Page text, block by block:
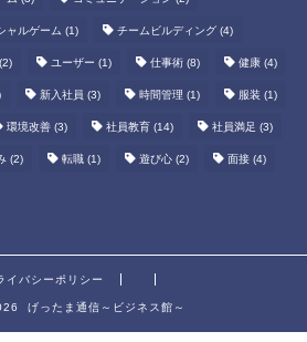
ャルゲーム (1) チームビルディング (4)
(2) ユーザー (1) 仕事術 (8) 健康 (4)
新入社員 (3) 時間管理 (1) 服装 (1)
環境改善 (3) 社員教育 (14) 社員満足 (3)
(2) 転職 (1) 遊び心 (2) 面接 (4)
イバシーポリシー
げったま通信～ビジネス館～